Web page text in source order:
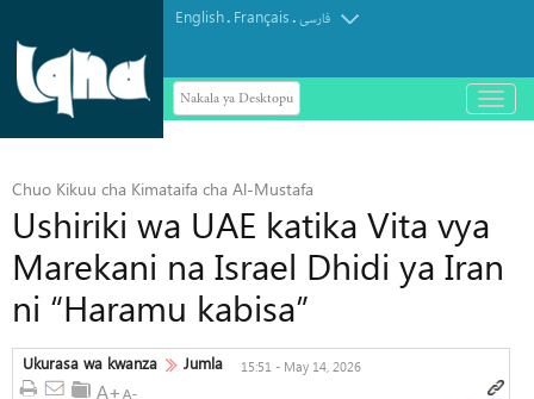
English. Français.فارسی
Nakala ya Desktopu
باز
و
Chuo Kikuu cha Kimataifa cha Al-Mustafa
Ushiriki wa UAE katika Vita vya
Marekani na Israel Dhidi ya Iran
ni “Haramu kabisa”
Ukurasa wa kwanza Jumla 15:51 - May 14, 2026